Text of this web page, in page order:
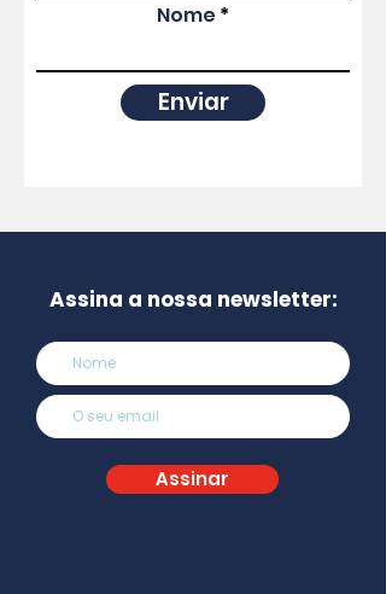
Nome
Enviar
Assina a nossa newsletter:
Assinar